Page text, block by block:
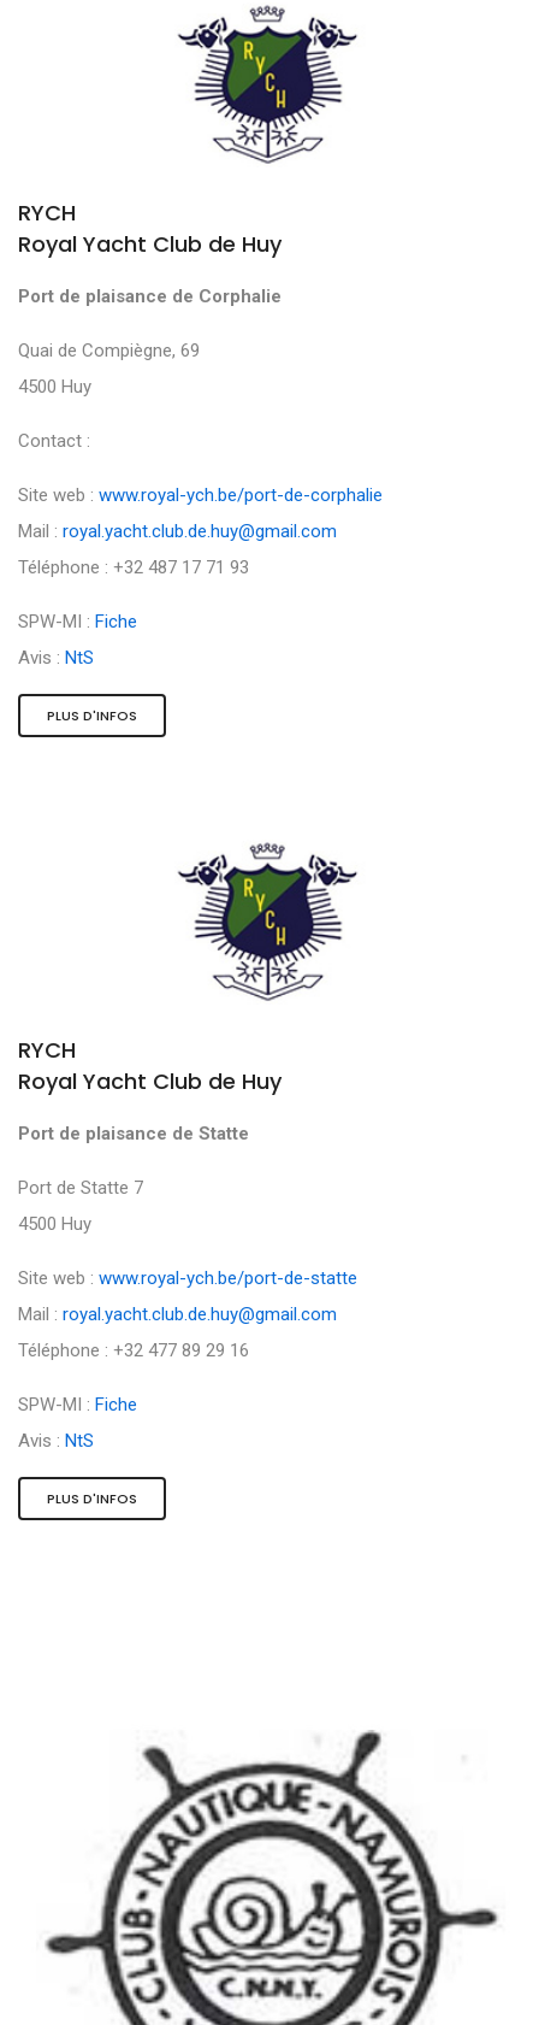
RYCH
Royal Yacht Club de Huy
Port de plaisance de Corphalie
Quai de Compiègne, 69
4500 Huy
Contact :
Site web : www.royal-ych.be/port-de-corphalie
Mail : royal.yacht.club.de.huy@gmail.com
Téléphone : +32 487 17 71 93
SPW-MI : Fiche
Avis : NtS
PLUS D'INFOS
RYCH
Royal Yacht Club de Huy
Port de plaisance de Statte
Port de Statte 7
4500 Huy
Site web : www.royal-ych.be/port-de-statte
Mail : royal.yacht.club.de.huy@gmail.com
Téléphone : +32 477 89 29 16
SPW-MI : Fiche
Avis : NtS
PLUS D'INFOS